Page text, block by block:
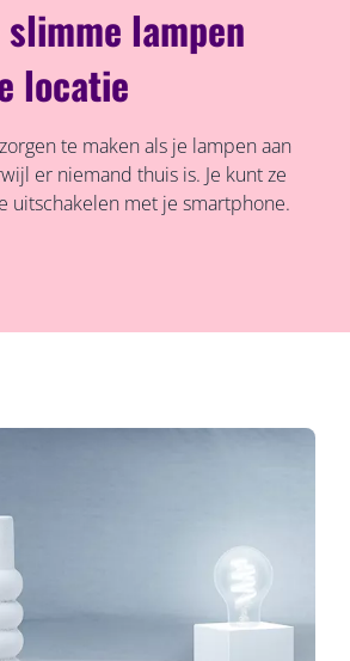
lampen
locatie
te maken als je lampen aan
er niemand thuis is. Je kunt ze
uitschakelen met je smartphone.